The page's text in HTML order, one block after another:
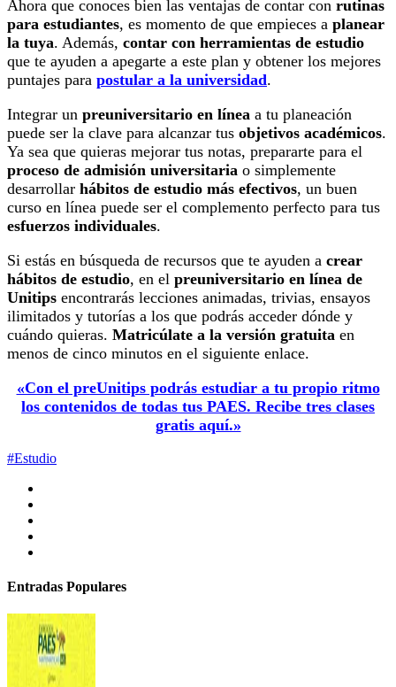
Ahora que conoces bien las ventajas de contar con rutinas
para estudiantes, es momento de que empieces a planear
la tuya. Además, contar con herramientas de estudio
que te ayuden a apegarte a este plan y obtener los mejores
puntajes para postular a la universidad.
Integrar un preuniversitario en línea a tu planeación
puede ser la clave para alcanzar tus objetivos académicos.
Ya sea que quieras mejorar tus notas, prepararte para el
proceso de admisión universitaria o simplemente
desarrollar hábitos de estudio más efectivos, un buen
curso en línea puede ser el complemento perfecto para tus
esfuerzos individuales.
Si estás en búsqueda de recursos que te ayuden a crear
hábitos de estudio, en el preuniversitario en línea de
Unitips encontrarás lecciones animadas, trivias, ensayos
ilimitados y tutorías a los que podrás acceder dónde y
cuándo quieras. Matricúlate a la versión gratuita en
menos de cinco minutos en el siguiente enlace.
«Con el preUnitips podrás estudiar a tu propio ritmo
los contenidos de todas tus PAES. Recibe tres clases
gratis aquí.»
#Estudio
Entradas Populares